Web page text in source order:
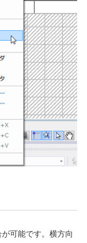
可能です。横方向